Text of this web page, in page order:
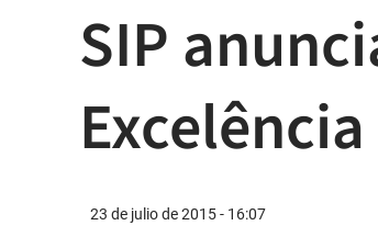
SIP
23 de julio de 2015 - 16:07